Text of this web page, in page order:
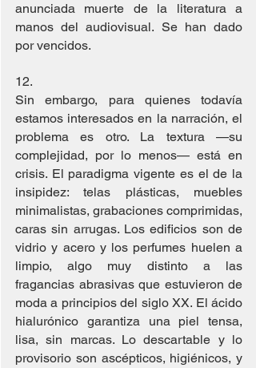
anunciada muerte de la literatura a
manos del audiovisual. Se han dado
por vencidos.
12.
Sin embargo, para quienes todavía
estamos interesados en la narración, el
problema es otro. La textura —su
complejidad, por lo menos— está en
crisis. El paradigma vigente es el de la
insipidez: telas plásticas, muebles
minimalistas, grabaciones comprimidas,
caras sin arrugas. Los edificios son de
vidrio y acero y los perfumes huelen a
limpio, algo muy distinto a las
fragancias abrasivas que estuvieron de
moda a principios del siglo XX. El ácido
hialurónico garantiza una piel tensa,
lisa, sin marcas. Lo descartable y lo
provisorio son ascépticos, higiénicos, y